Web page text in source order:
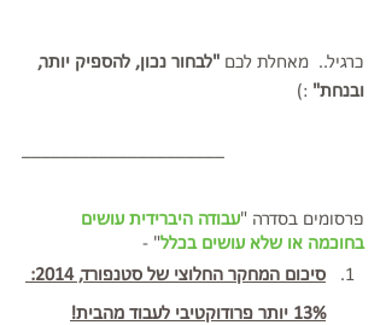
כרגיל..  מאחלת לכם "לבחור נכון, להספיק יותר,
ובנחת" :)
פרסומים בסדרה "עבודה היברידית עושים
בחוכמה או שלא עושים בכלל" -
סיכום המחקר החלוצי של סטנפורד, 2014:
13% יותר פרודוקטיבי לעבוד מהבית!